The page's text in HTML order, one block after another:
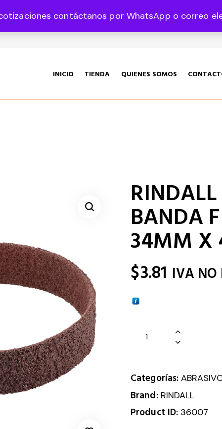
contáctanos por WhatsApp o correo
INICIO TIENDA QUIENES SOMOS
BANDA
34MM X
$3.81 IVA NO
Categorías:
Brand: RINDALL
Product ID: 36007